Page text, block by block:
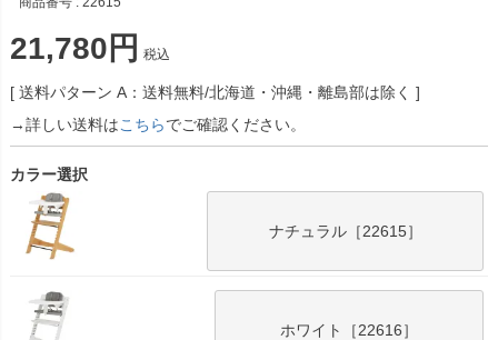
21,780 税込
送料パターン A：送料無料/北海道・沖縄・離島部は除く
→詳しい送料はこちらでご確認ください。
カラー選択
ナチュラル［22615］
ホワイト［22616］